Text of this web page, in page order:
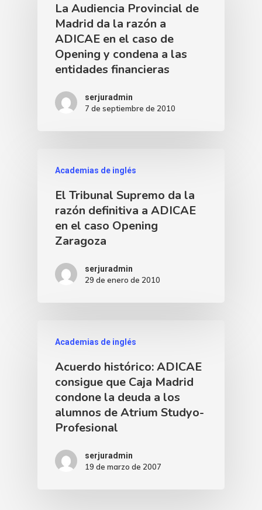
La Audiencia Provincial de
Madrid da la razón a
ADICAE en el caso de
Opening y condena a las
entidades financieras
serjuradmin
7 de septiembre de 2010
Academias de inglés
El Tribunal Supremo da la
razón definitiva a ADICAE
en el caso Opening
Zaragoza
serjuradmin
29 de enero de 2010
Academias de inglés
Acuerdo histórico: ADICAE
consigue que Caja Madrid
condone la deuda a los
alumnos de Atrium Studyo-
Profesional
serjuradmin
19 de marzo de 2007